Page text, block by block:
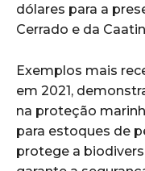
dólares para a
Cerrado e da
Exemplos mais
em 2021,
na proteção
para estoques de
protege a